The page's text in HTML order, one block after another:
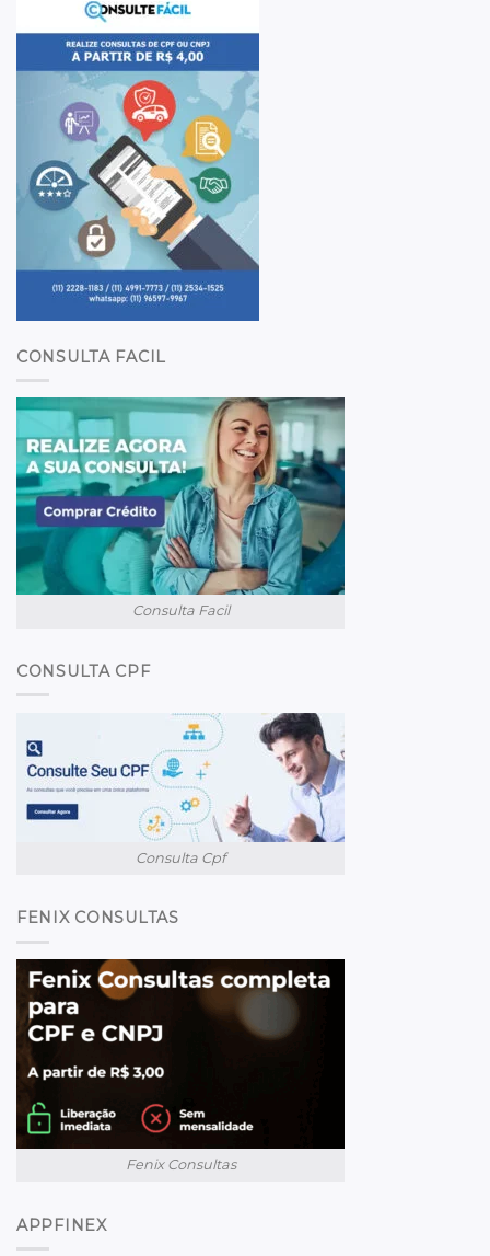
CONSULTA FACIL
Consulta Facil
CONSULTA CPF
Consulta Cpf
FENIX CONSULTAS
Fenix Consultas
APPFINEX